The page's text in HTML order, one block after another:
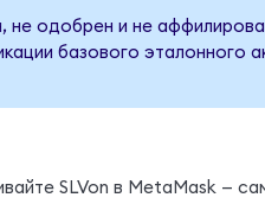
одобрен и не
базового эталонного
SLVon в MetaMask —